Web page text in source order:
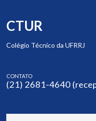
CTUR
Colégio Técnico da UFRRJ
CONTATO
(21) 2681-4640